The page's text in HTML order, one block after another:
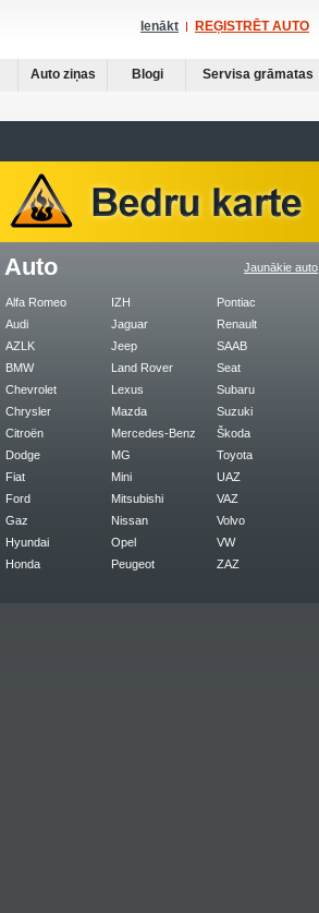
Ienākt REĢISTRĒT AUTO
Auto ziņas Blogi Servisa grāmatas
Jaunākie auto
Auto
Alfa Romeo
Audi
AZLK
BMW
Chevrolet
Chrysler
Citroën
Dodge
Fiat
Ford
Gaz
Hyundai
Honda
IZH
Jaguar
Jeep
Land Rover
Lexus
Mazda
Mercedes-Benz
MG
Mini
Mitsubishi
Nissan
Opel
Peugeot
Pontiac
Renault
SAAB
Seat
Subaru
Suzuki
Škoda
Toyota
UAZ
VAZ
Volvo
VW
ZAZ